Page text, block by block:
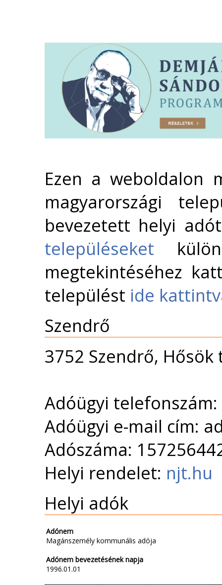
Ezen a weboldalon
magyarországi
bevezetett helyi
településeket
megtekintéséhez
települést ide
Szendrő
3752 Szendrő,
Adóügyi
Adóügyi e-mail cím:
Adószáma:
Helyi rendelet: njt.hu
Helyi adók
Adónem
Magánszemély kommunális adója
Adónem bevezetésének napja
1996.01.01